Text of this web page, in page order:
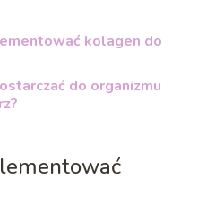
kolagen do
do organizmu